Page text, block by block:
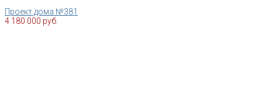
Проект дома №381
4 180 000 руб.